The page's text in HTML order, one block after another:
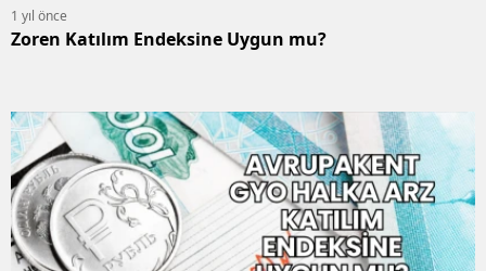
1 yıl önce
Zoren Katılım Endeksine Uygun mu?